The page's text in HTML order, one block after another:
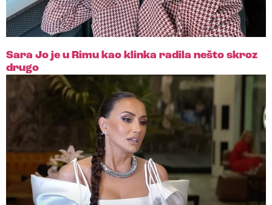
Sara Jo je u Rimu kao klinka radila nešto skroz
drugo